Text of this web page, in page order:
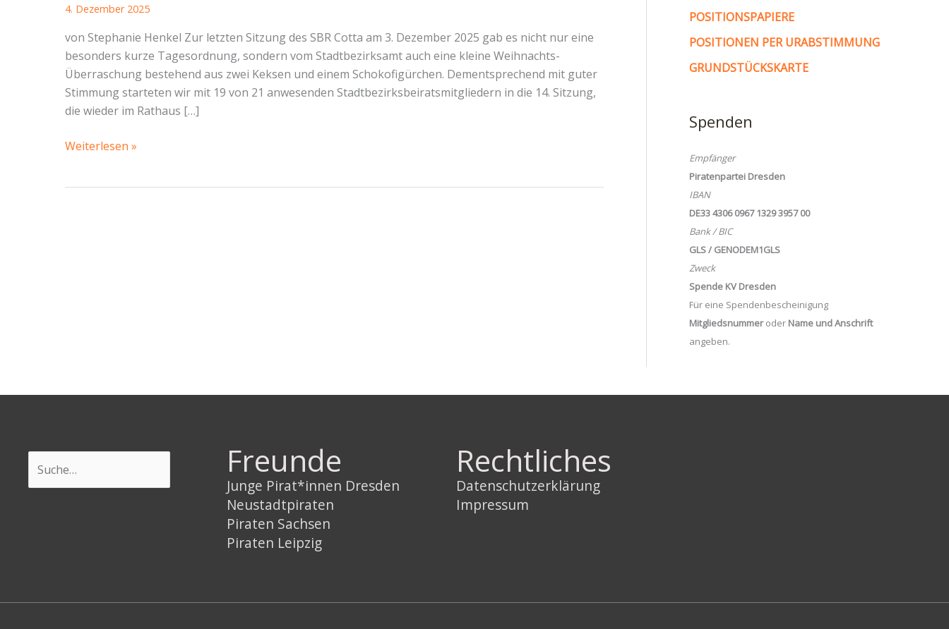
4. Dezember 2025
von Stephanie Henkel Zur letzten Sitzung des SBR Cotta am 3. Dezember 2025 gab es nicht nur eine
besonders kurze Tagesordnung, sondern vom Stadtbezirksamt auch eine kleine Weihnachts-
Überraschung bestehend aus zwei Keksen und einem Schokofigürchen. Dementsprechend mit guter
Stimmung starteten wir mit 19 von 21 anwesenden Stadtbezirksbeiratsmitgliedern in die 14. Sitzung,
die wieder im Rathaus […]
SBR-
Weiterlesen »
POSITIONSPAPIERE
POSITIONEN PER URABSTIMMUNG
GRUNDSTÜCKSKARTE
Spenden
Empfänger
Piratenpartei Dresden
IBAN
DE33 4306 0967 1329 3957 00
Bank / BIC
GLS / GENODEM1GLS
Zweck
Spende KV Dresden
Für eine Spendenbescheinigung
Mitgliedsnummeroder Name und Anschrift
angeben.
Freunde
Junge Pirat*innen Dresden
Neustadtpiraten
Piraten Sachsen
Piraten Leipzig
Rechtliches
Datenschutzerklärung
Impressum